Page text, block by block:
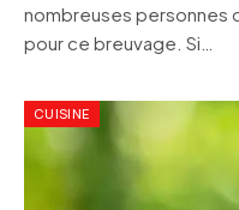
nombreuses personnes
pour ce breuvage. Si…
CUISINE